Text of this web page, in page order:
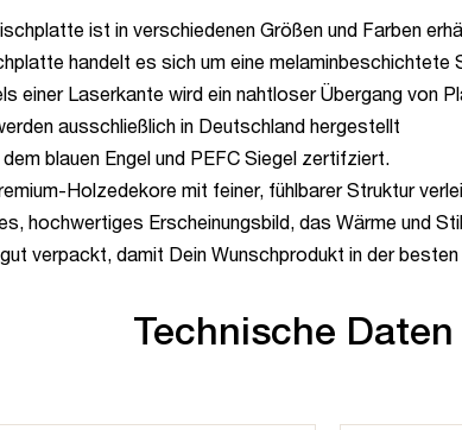
ist in verschiedenen Größen und Farben
handelt es sich um eine
einer Laserkante wird ein nahtloser Übergang von
ausschließlich in Deutschland hergestellt
blauen Engel und PEFC Siegel zertifziert.
Holzedekore mit feiner, fühlbarer Struktur
hochwertiges Erscheinungsbild, das Wärme und
verpackt, damit Dein Wunschprodukt in der
Technische